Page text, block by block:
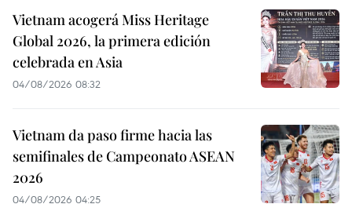
Vietnam acogerá Miss Heritage
Global 2026, la primera edición
celebrada en Asia
04/08/2026 08:32
Vietnam da paso firme hacia las
semifinales de Campeonato ASEAN
2026
04/08/2026 04:25